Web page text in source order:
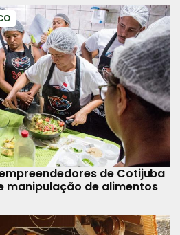
de Cotijuba
manipulação de alimentos